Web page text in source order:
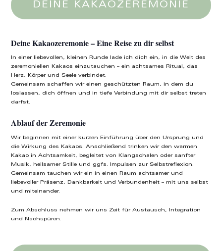
DEINE KAKAOZEREMONIE
Deine Kakaozeremonie – Eine Reise zu dir selbst
In einer liebevollen, kleinen Runde lade ich dich ein, in die Welt des
zeremoniellen Kakaos einzutauchen – ein achtsames Ritual, das
Herz, Körper und Seele verbindet.
Gemeinsam schaffen wir einen geschützten Raum, in dem du
loslassen, dich öffnen und in tiefe Verbindung mit dir selbst treten
darfst.
Ablauf der Zeremonie
Wir beginnen mit einer kurzen Einführung über den Ursprung und
die Wirkung des Kakaos. Anschließend trinken wir den warmen
Kakao in Achtsamkeit, begleitet von Klangschalen oder sanfter
Musik, heilsamer Stille und ggfs. Impulsen zur Selbstreflexion.
Gemeinsam tauchen wir ein in einen Raum achtsamer und
liebevoller Präsenz, Dankbarkeit und Verbundenheit – mit uns selbst
und miteinander.
Zum Abschluss nehmen wir uns Zeit für Austausch, Integration
und Nachspüren.